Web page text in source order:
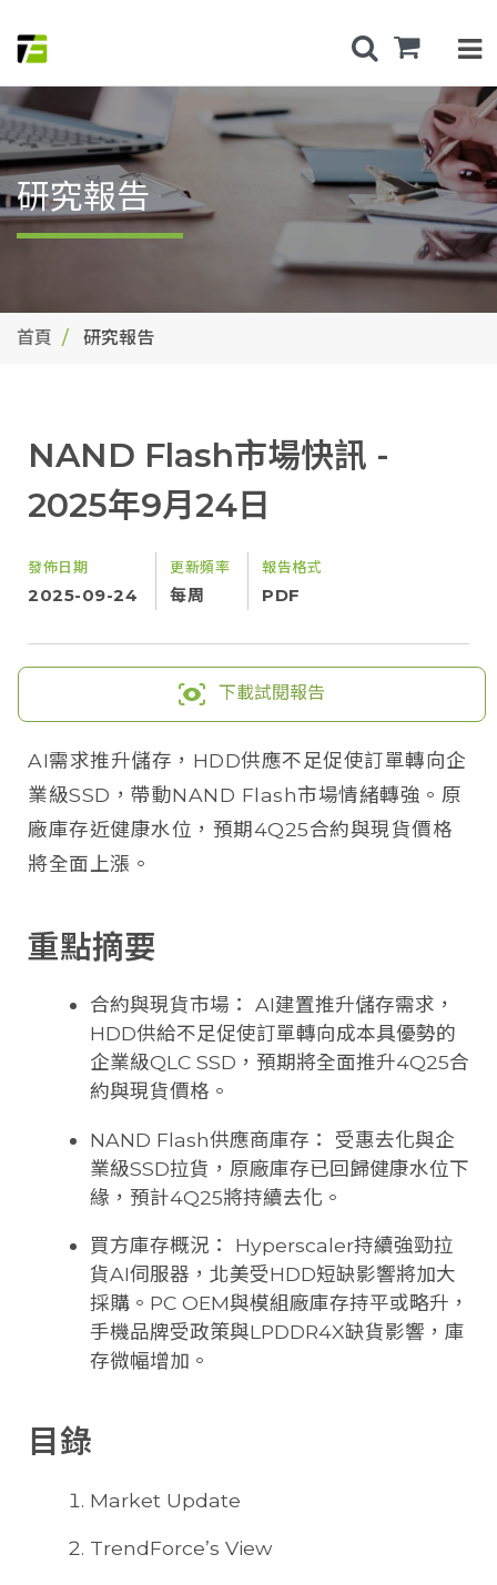
研究報告
首頁 研究報告
NAND Flash市場快訊 -
2025年9月24日
發佈日期
2025-09-24
更新頻率
每周
報告格式
PDF
下載試閱報告
AI需求推升儲存，HDD供應不足促使訂單轉向企
業級SSD，帶動NAND Flash市場情緒轉強。原
廠庫存近健康水位，預期4Q25合約與現貨價格
將全面上漲。
重點摘要
合約與現貨市場： AI建置推升儲存需求，
HDD供給不足促使訂單轉向成本具優勢的
企業級QLC SSD，預期將全面推升4Q25合
約與現貨價格。
NAND Flash供應商庫存： 受惠去化與企
業級SSD拉貨，原廠庫存已回歸健康水位下
緣，預計4Q25將持續去化。
買方庫存概況： Hyperscaler持續強勁拉
貨AI伺服器，北美受HDD短缺影響將加大
採購。PC OEM與模組廠庫存持平或略升，
手機品牌受政策與LPDDR4X缺貨影響，庫
存微幅增加。
目錄
Market Update
TrendForce’s View